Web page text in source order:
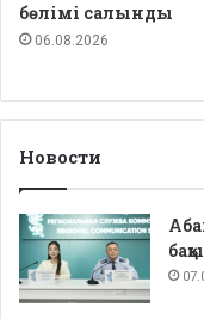
бөлімі салынды
06.08.2026
Новости